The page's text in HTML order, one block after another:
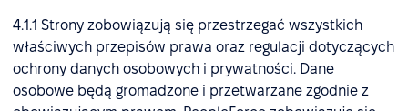
4.1.1 Strony zobowiązują się przestrzegać wszystkich
właściwych przepisów prawa oraz regulacji dotyczących
ochrony danych osobowych i prywatności. Dane
osobowe będą gromadzone i przetwarzane zgodnie z